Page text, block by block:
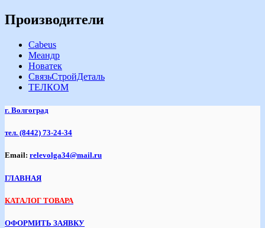
Производители
Cabeus
Меандр
Новатек
СвязьСтройДеталь
ТЕЛКОМ
г. Волгоград
тел. (8442) 73-24-34
Email: relevolga34@mail.ru
ГЛАВНАЯ
КАТАЛОГ ТОВАРА
ОФОРМИТЬ ЗАЯВКУ